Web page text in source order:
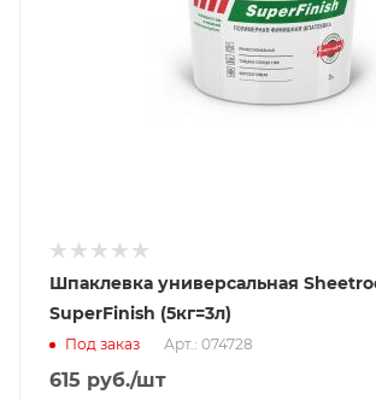
Шпаклевка универсальная
SuperFinish (5кг=3л)
Под заказ Арт.: 074728
615 руб./шт